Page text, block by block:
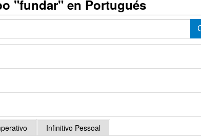
"fundar" en Portugués
Infinitivo Pessoal